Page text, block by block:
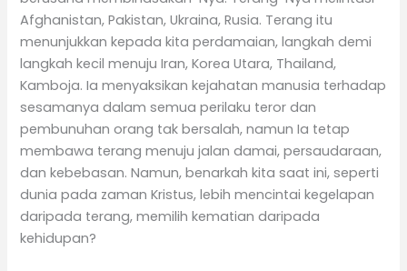
Afghanistan, Pakistan, Ukraina, Rusia. Terang itu
menunjukkan kepada kita perdamaian, langkah demi
langkah kecil menuju Iran, Korea Utara, Thailand,
Kamboja. Ia menyaksikan kejahatan manusia terhadap
sesamanya dalam semua perilaku teror dan
pembunuhan orang tak bersalah, namun Ia tetap
membawa terang menuju jalan damai, persaudaraan,
dan kebebasan. Namun, benarkah kita saat ini, seperti
dunia pada zaman Kristus, lebih mencintai kegelapan
daripada terang, memilih kematian daripada
kehidupan?